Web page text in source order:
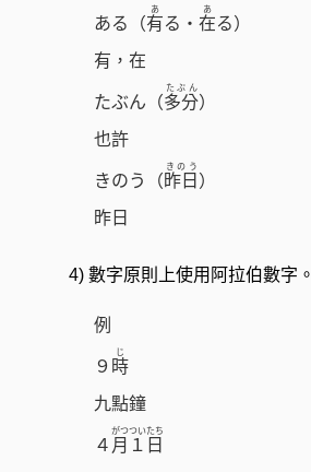
ある（有
あ
る・在
あ
る）
有，在
たぶん（多分
たぶん
）
也許
きのう（昨日
きのう
）
昨日
4) 數字原則上使用阿拉伯數字。
例
９ 時
じ
九點鐘
４ 月
がつ
１日
ついたち